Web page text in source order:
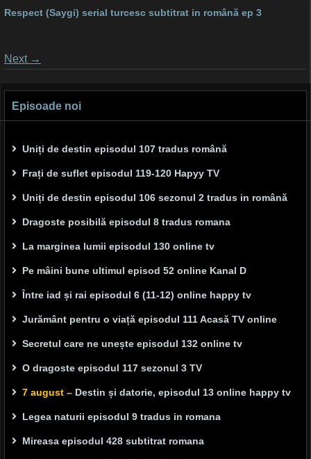
Respect (Saygi) serial turcesc subtitrat in română ep 3
Posts
Next →
Episoade noi
Uniți de destin episodul 107 tradus română
Frați de suflet episodul 119-120 Hapyy TV
Uniți de destin episodul 106 sezonul 2 tradus in română
Dragoste posibilă episodul 8 tradus romana
La marginea lumii episodul 130 online tv
Pe mâini bune ultimul episod 52 online Kanal D
Între iad și rai episodul 6 (11-12) online happy tv
Jurământ pentru o viață episodul 111 Acasă TV online
Secretul care ne unește episodul 132 online tv
O dragoste episodul 117 sezonul 3 TV
7 august – Destin și datorie, episodul 13 online happy tv
Legea naturii episodul 9 tradus in romana
Mireasa episodul 428 subtitrat romana